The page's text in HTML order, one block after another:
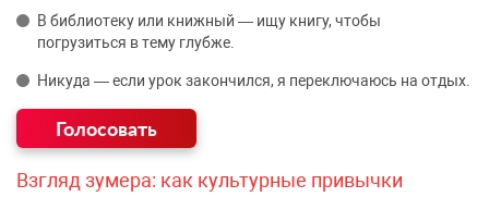
В библиотеку или книжный — ищу книгу, чтобы
погрузиться в тему глубже.
Никуда — если урок закончился, я переключаюсь на отдых.
Взгляд зумера: как культурные привычки